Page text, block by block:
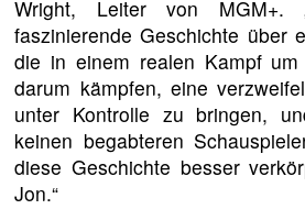
Wright, Leiter von MGM+.
faszinierende Geschichte über
die in einem realen Kampf
darum kämpfen, eine
unter Kontrolle zu bringen,
keinen begabteren
diese Geschichte besser
Jon.“